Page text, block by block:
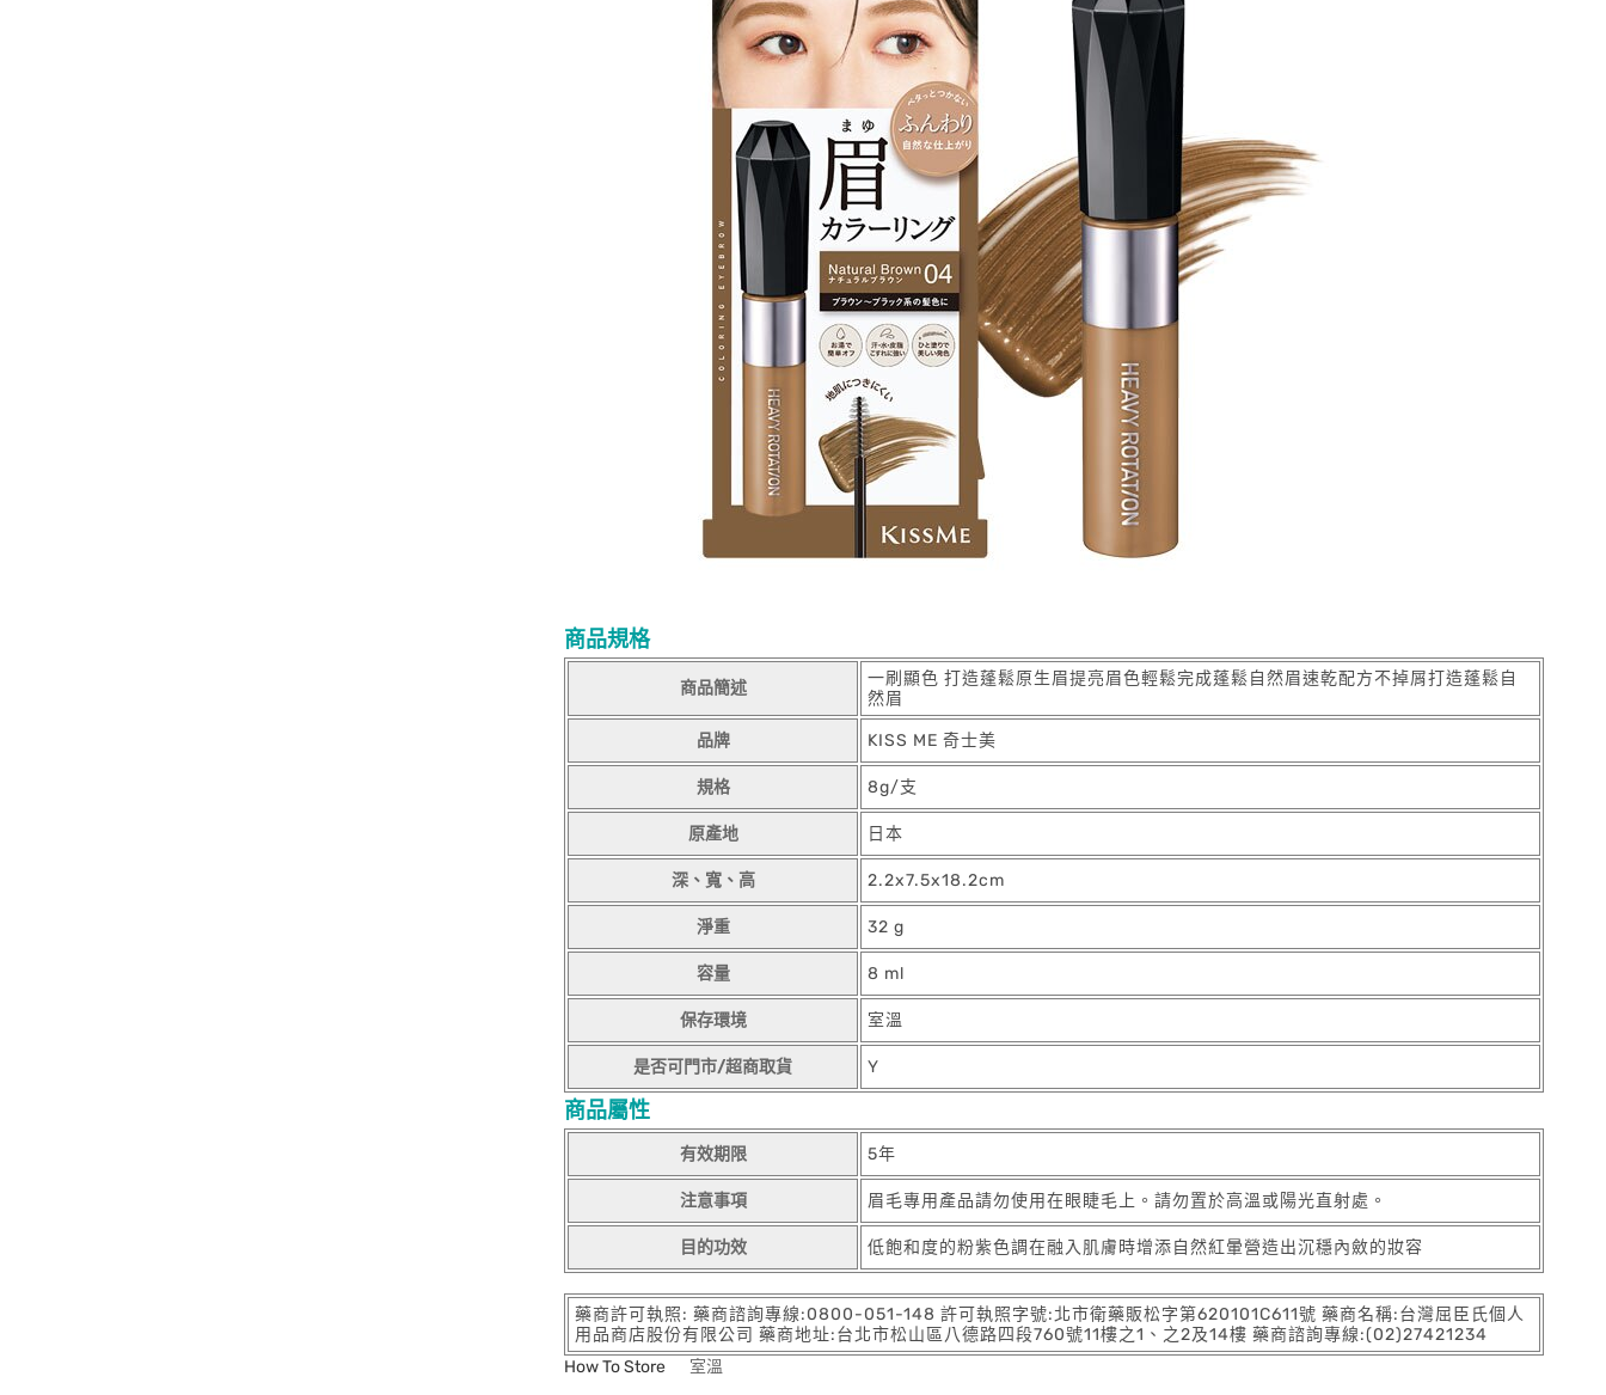
商品規格
商品簡述
一刷顯色 打造蓬鬆原生眉提亮眉色輕鬆完成蓬鬆自然眉速乾配方不掉屑打造蓬鬆自
然眉
品牌 KISS ME 奇士美
規格 8g/支
原產地 日本
深、寬、高 2.2x7.5x18.2cm
淨重 32 g
容量 8 ml
保存環境 室溫
是否可門市/超商取貨 Y
商品屬性
有效期限 5年
注意事項 眉毛專用產品請勿使用在眼睫毛上。請勿置於高溫或陽光直射處。
目的功效 低飽和度的粉紫色調在融入肌膚時增添自然紅暈營造出沉穩內斂的妝容
藥商許可執照: 藥商諮詢專線:0800-051-148 許可執照字號:北市衛藥販松字第620101C611號 藥商名稱:台灣屈臣氏個人
用品商店股份有限公司 藥商地址:台北市松山區八德路四段760號11樓之1、之2及14樓 藥商諮詢專線:(02)27421234
How To Store
室溫